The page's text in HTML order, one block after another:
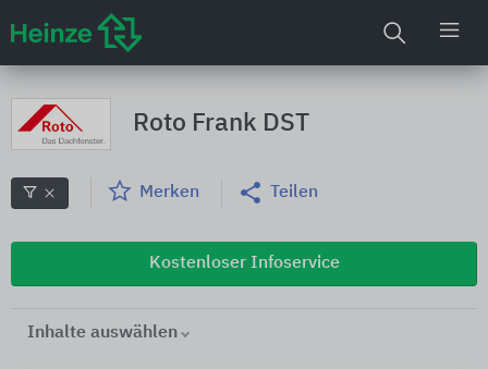
Roto Frank DST
Merken Teilen
Kostenloser Infoservice
Inhalte auswählen